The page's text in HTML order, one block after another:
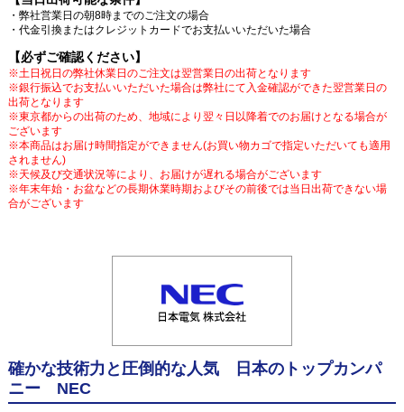
・弊社営業日の朝8時までのご注文の場合
・代金引換またはクレジットカードでお支払いいただいた場合
【必ずご確認ください】
※土日祝日の弊社休業日のご注文は翌営業日の出荷となります
※銀行振込でお支払いいただいた場合は弊社にて入金確認ができた翌営業日の
出荷となります
※東京都からの出荷のため、地域により翌々日以降着でのお届けとなる場合が
ございます
※本商品はお届け時間指定ができません(お買い物カゴで指定いただいても適用
されません)
※天候及び交通状況等により、お届けが遅れる場合がございます
※年末年始・お盆などの長期休業時期およびその前後では当日出荷できない場
合がございます
確かな技術力と圧倒的な人気 日本のトップカンパ
ニー NEC